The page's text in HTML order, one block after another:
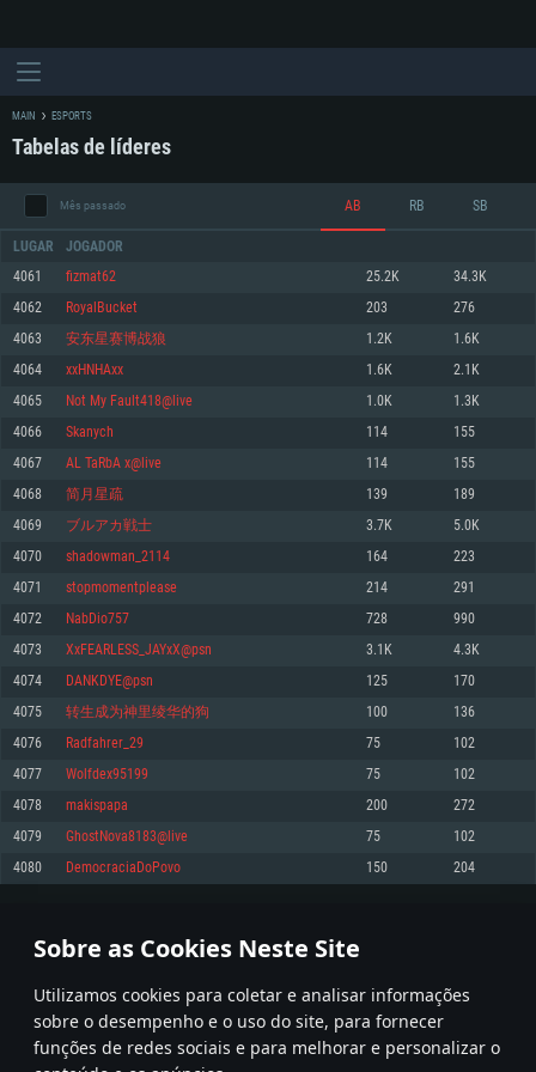
Sobre as Cookies Neste Site
Utilizamos cookies para coletar e analisar informações
sobre o desempenho e o uso do site, para fornecer
funções de redes sociais e para melhorar e personalizar o
REQUERIMENTOS DE SISTEMA
Mínimo
Sistema Operativo: Windows 10 (64 bit)
Processador: Dual-Core 2.2 GHz
Memória: 4GB
Placa Gráfica: Placa com DirectX 11: AMD Radeon 77XX / NVIDIA GeForce
GTX 660. Resolução mínima suportada: 720p
Network: Internet de banda larga.
Disco: 23,1 GB
Recomendado
superior, Radeon RX 570 ou superior
Disco: 75,9 GB
Mínimo
Sistema Operativo: Mac OS Big Sur 11.0 ou versão mais recente
Processador: Core i5 2.2GHz mínimo (Intel Xeon não suportado)
Memória: 6 GB
Placa Gráfica: Intel Iris Pro 5200 (Mac), equivalentes AMD/Nvidia para Mac.
Resolução mínima suportada: 720p com suporte Metal.
Network: Internet de banda larga.
Disco: 21,5 GB
Recomendado
Network: Internet de banda larga.
Mínimo
Sistema Operativo: Distribuições mais modernas do Linux de 64bit
Processador: Dual-Core 2.4 GHz
Memória: 4 GB
Placa Gráfica: NVIDIA 660 com os drivers mais recentes (não mais de 6
meses) / equivalentes AMD com os drivers mais recentes com suporte
Vulkan (não mais de 6 meses); Resolução mínima suportada: 720p.
Network: Internet de banda larga.
Disco: 21,5 GB
Recomendado
Sistema Operativo: Ubuntu 20.04 64bit
Processador: Intel Core i7
Memória: 16 GB
Placa Gráfica: NVIDIA 1060 com os drivers mais recentes (não mais de 6
meses) / equivalentes AMD (Radeon RX 570) com os drivers mais recentes
Network: Internet de banda larga.
MAIN ESPORTS
Tabelas de líderes
Mês passado AB RB SB
LUGAR JOGADOR
4061 fizmat62 25.2K 34.3K
4062 RoyalBucket 203 276
4063 安东星赛博战狼 1.2K 1.6K
4064 xxHNHAxx 1.6K 2.1K
4065 Not My Fault418@live 1.0K 1.3K
4066 Skanych 114 155
4067 AL TaRbA x@live 114 155
4068 简月星疏 139 189
4069 ブルアカ戦士 3.7K 5.0K
4070 shadowman_2114 164 223
4071 stopmomentplease 214 291
4072 NabDio757 728 990
4073 XxFEARLESS_JAYxX@psn 3.1K 4.3K
4074 DANKDYE@psn 125 170
4075 转生成为神里绫华的狗 100 136
4076 Radfahrer_29 75 102
4077 Wolfdex95199 75 102
4078 makispapa 200 272
4079 GhostNova8183@live 75 102
4080 DemocraciaDoPovo 150 204